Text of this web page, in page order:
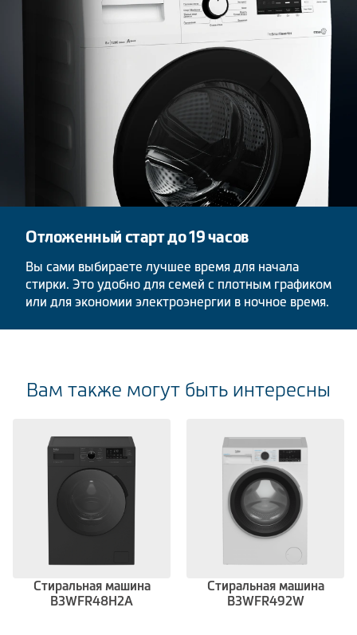
Отложенный старт до 19 часов
Вы сами выбираете лучшее время для начала
стирки. Это удобно для семей с плотным графиком
или для экономии электроэнергии в ночное время.
Вам также могут быть интересны
Стиральная машина
B3WFR48H2A
Стиральная машина
B3WFR492W